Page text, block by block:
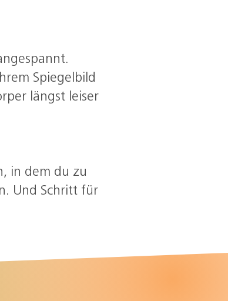
Spiegelbild
längst leiser
in dem du zu
Und Schritt für